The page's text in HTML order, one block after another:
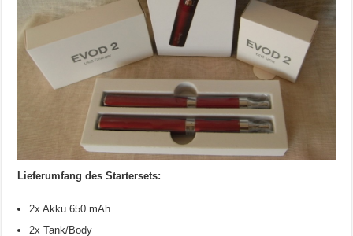
Lieferumfang des Startersets:
2x Akku 650 mAh
2x Tank/Body